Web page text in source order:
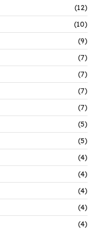
(12)
(10)
(9)
(7)
(7)
(7)
(7)
(5)
(5)
(4)
(4)
(4)
(4)
(4)